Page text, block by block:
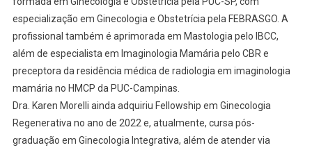
especialização em Ginecologia e Obstetrícia pela FEBRASGO. A
profissional também é aprimorada em Mastologia pelo IBCC,
além de especialista em Imaginologia Mamária pelo CBR e
preceptora da residência médica de radiologia em imaginologia
mamária no HMCP da PUC-Campinas.
Dra. Karen Morelli ainda adquiriu Fellowship em Ginecologia
Regenerativa no ano de 2022 e, atualmente, cursa pós-
graduação em Ginecologia Integrativa, além de atender via